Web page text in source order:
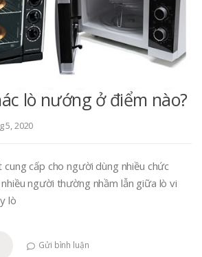
lò nướng ở điểm nào?
5, 2020
cấp cho người dùng nhiều chức
người thường nhầm lẫn giữa lò vi
lò
Gửi bình luận